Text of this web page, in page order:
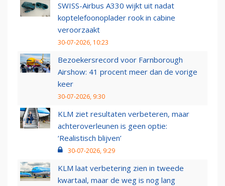
SWISS-Airbus A330 wijkt uit nadat
koptelefoonoplader rook in cabine
veroorzaakt
30-07-2026, 10:23
Bezoekersrecord voor Farnborough
Airshow: 41 procent meer dan de vorige
keer
30-07-2026, 9:30
KLM ziet resultaten verbeteren, maar
achteroverleunen is geen optie:
‘Realistisch blijven’
30-07-2026, 9:29
KLM laat verbetering zien in tweede
kwartaal, maar de weg is nog lang